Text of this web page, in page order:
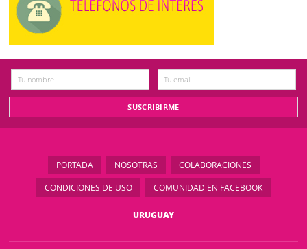
PORTADA NOSOTRAS COLABORACIONES
CONDICIONES DE USO COMUNIDAD EN FACEBOOK
URUGUAY